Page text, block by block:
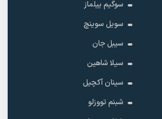
سوگیم ییلماز
سویل سوینچ
سیبل جان
سیلا شاهین
سینان آکچیل
شبنم تووزلو